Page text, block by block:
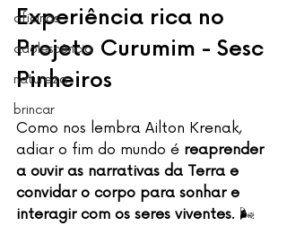
oficinas
adolescência
natureza
brincar
Experiência rica no
Projeto Curumim - Sesc
Pinheiros
Como nos lembra Ailton Krenak,
adiar o fim do mundo é reaprender
a ouvir as narrativas da Terra e
convidar o corpo para sonhar e
interagir com os seres viventes. 🌬️